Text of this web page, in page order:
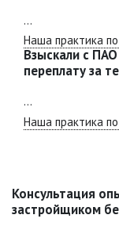
...
Наша практика
Взыскали с
переплату за
...
Наша практика
Консультация
застройщиком